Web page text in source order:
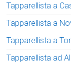
Tapparellista a
Tapparellista a
Tapparellista a
Tapparellista ad